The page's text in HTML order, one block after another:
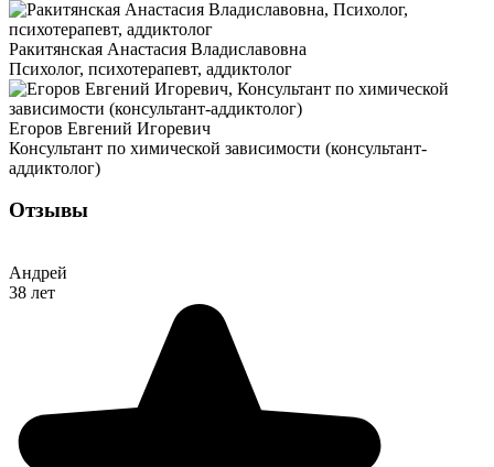
Ракитянская Анастасия Владиславовна
Психолог, психотерапевт, аддиктолог
Егоров Евгений Игоревич
Консультант по химической зависимости (консультант-
аддиктолог)
Отзывы
Андрей
38 лет